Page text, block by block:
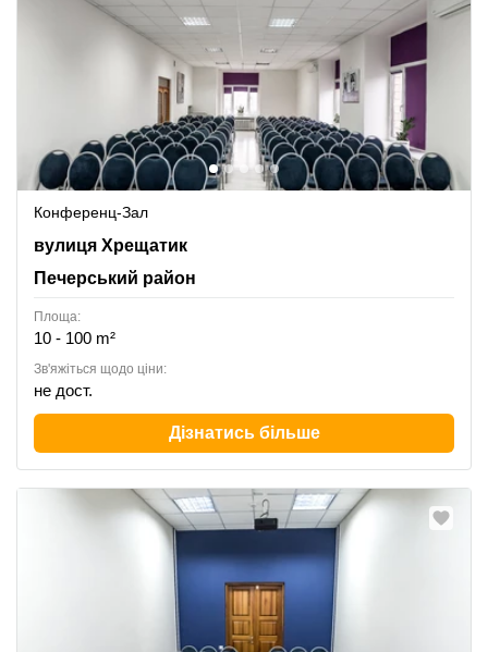
Конференц-Зал
Khreschatyk Street 7/11, Печерський район
вулиця Хрещатик
Печерський район
Площа:
10 - 100 m²
Зв'яжіться щодо ціни:
не дост.
Дізнатись більше